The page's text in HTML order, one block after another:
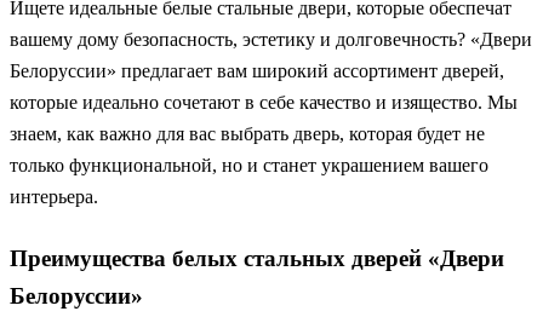
Ищете идеальные белые стальные двери, которые обеспечат
вашему дому безопасность, эстетику и долговечность? «Двери
Белоруссии» предлагает вам широкий ассортимент дверей,
которые идеально сочетают в себе качество и изящество. Мы
знаем, как важно для вас выбрать дверь, которая будет не
только функциональной, но и станет украшением вашего
интерьера.
Преимущества белых стальных дверей «Двери
Белоруссии»